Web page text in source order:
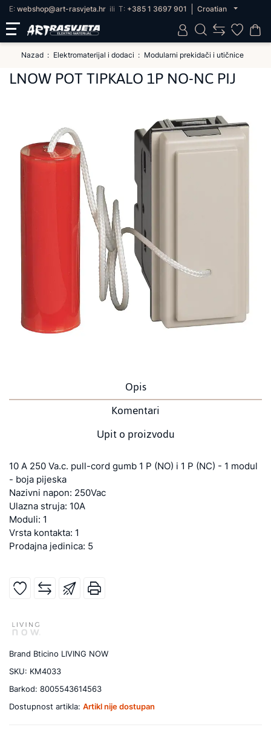
E: webshop@art-rasvjeta.hr ili T: +385 1 3697 901 Croatian
Nazad Elektromaterijal i dodaci Modularni prekidači i utičnice
LNOW POT TIPKALO 1P NO-NC PIJ
Opis
Komentari
Upit o proizvodu
10 A 250 Va.c. pull-cord gumb 1 P (NO) i 1 P (NC) - 1 modul
- boja pijeska
Nazivni napon: 250Vac
Ulazna struja: 10A
Moduli: 1
Vrsta kontakta: 1
Prodajna jedinica: 5
Brand Bticino LIVING NOW
SKU: KM4033
Barkod: 8005543614563
Dostupnost artikla: Artikl nije dostupan